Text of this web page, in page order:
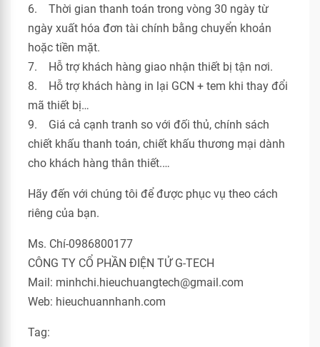
6. Thời gian thanh toán trong vòng 30 ngày từ
ngày xuất hóa đơn tài chính bằng chuyển khoản
hoặc tiền mặt.
7. Hỗ trợ khách hàng giao nhận thiết bị tận nơi.
8. Hỗ trợ khách hàng in lại GCN + tem khi thay đổi
mã thiết bị…
9. Giá cả cạnh tranh so với đối thủ, chính sách
chiết khấu thanh toán, chiết khấu thương mại dành
cho khách hàng thân thiết.…
Hãy đến với chúng tôi để được phục vụ theo cách
riêng của bạn.
Ms. Chí-0986800177
CÔNG TY CỔ PHẦN ĐIỆN TỬ G-TECH
Mail: minhchi.hieuchuangtech@gmail.com
Web: hieuchuannhanh.com
Tag: